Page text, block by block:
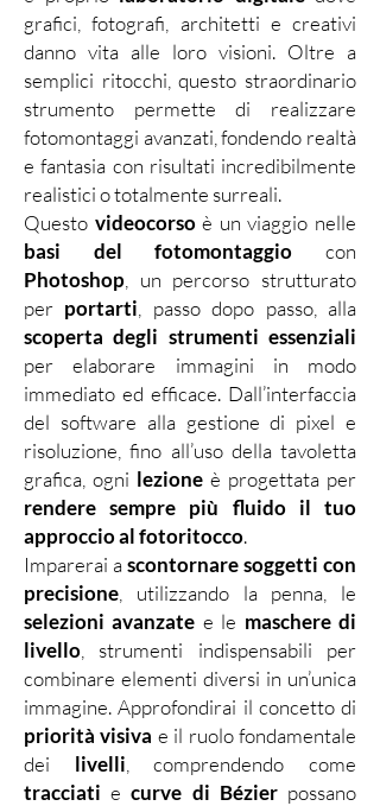
grafici, fotografi, architetti e creativi
danno vita alle loro visioni. Oltre a
semplici ritocchi, questo straordinario
strumento permette di realizzare
fotomontaggi avanzati, fondendo realtà
e fantasia con risultati incredibilmente
realistici o totalmente surreali.
Questo videocorsoè un viaggio nelle
basi del fotomontaggio con
Photoshop , un percorso strutturato
per portarti , passo dopo passo, alla
scoperta degli strumenti essenziali
per elaborare immagini in modo
immediato ed efficace. Dall’interfaccia
del software alla gestione di pixel e
risoluzione, fino all’uso della tavoletta
grafica, ogni lezione è progettata per
rendere sempre più fluido il tuo
approccio al fotoritocco.
Imparerai ascontornare soggetti con
precisione , utilizzando la penna, le
selezioni avanzate e le maschere di
livello , strumenti indispensabili per
combinare elementi diversi in un’unica
immagine. Approfondirai il concetto di
priorità visiva e il ruolo fondamentale
dei livelli , comprendendo come
tracciati ecurve di Bézierpossano